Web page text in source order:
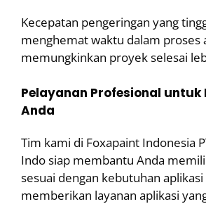
Kecepatan pengeringan yang
menghemat waktu dalam proses
memungkinkan proyek selesai
Pelayanan Profesional untuk
Anda
Tim kami di Foxapaint Indonesia
Indo siap membantu Anda
sesuai dengan kebutuhan
memberikan layanan aplikasi